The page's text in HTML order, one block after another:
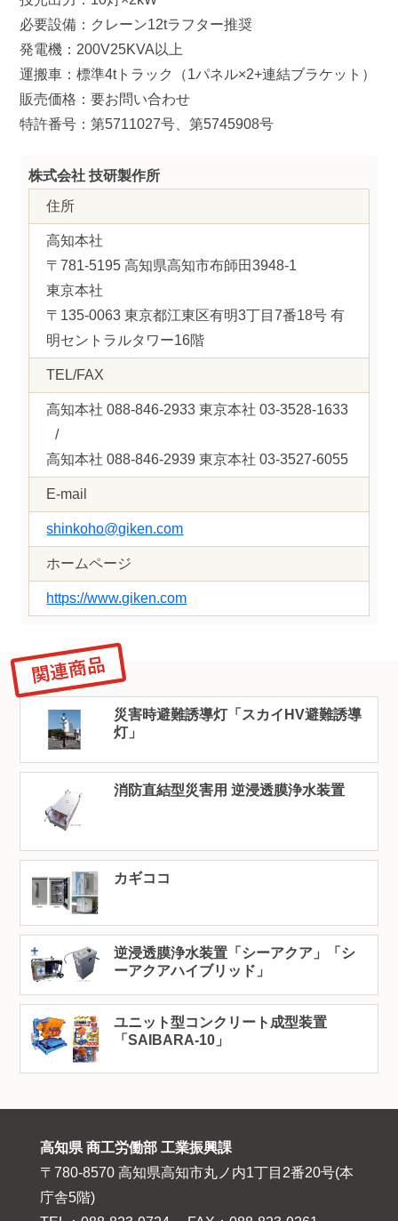
必要設備：クレーン12tラフター推奨
発電機：200V25KVA以上
運搬車：標準4tトラック（1パネル×2+連結ブラケット）
販売価格：要お問い合わせ
特許番号：第5711027号、第5745908号
株式会社 技研製作所
住所
高知本社
〒781-5195 高知県高知市布師田3948-1
東京本社
〒135-0063 東京都江東区有明3丁目7番18号 有
明セントラルタワー16階
TEL/FAX
高知本社 088-846-2933 東京本社 03-3528-1633
/
高知本社 088-846-2939 東京本社 03-3527-6055
E-mail
shinkoho@giken.com
ホームページ
https://www.giken.com
災害時避難誘導灯「スカイHV避難誘導
灯」
消防直結型災害用 逆浸透膜浄水装置
カギココ
逆浸透膜浄水装置「シーアクア」「シ
ーアクアハイブリッド」
ユニット型コンクリート成型装置
「SAIBARA-10」
高知県 商工労働部 工業振興課
〒780-8570 高知県高知市丸ノ内1丁目2番20号(本
庁舎5階)